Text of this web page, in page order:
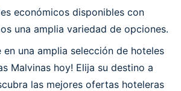
económicos disponibles con
una amplia variedad de opciones.
en una amplia selección de hoteles
Malvinas hoy! Elija su destino a
las mejores ofertas hoteleras